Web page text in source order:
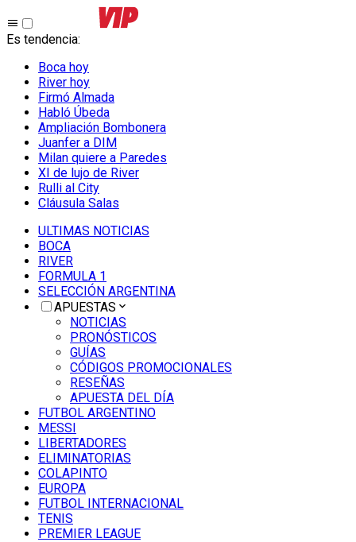
Es tendencia:
Boca hoy
River hoy
Firmó Almada
Habló Úbeda
Ampliación Bombonera
Juanfer a DIM
Milan quiere a Paredes
XI de lujo de River
Rulli al City
Cláusula Salas
ULTIMAS NOTICIAS
BOCA
RIVER
FORMULA 1
SELECCIÓN ARGENTINA
APUESTAS
NOTICIAS
PRONÓSTICOS
GUÍAS
CÓDIGOS PROMOCIONALES
RESEÑAS
APUESTA DEL DÍA
FUTBOL ARGENTINO
MESSI
LIBERTADORES
ELIMINATORIAS
COLAPINTO
EUROPA
FUTBOL INTERNACIONAL
TENIS
PREMIER LEAGUE